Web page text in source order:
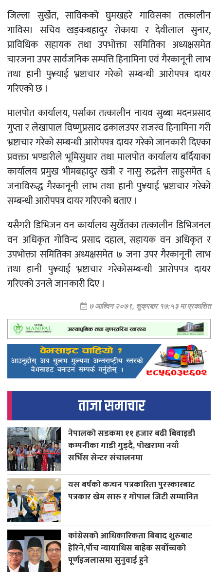
जिल्ला सुर्खेत, साविकको घुमखहरे गाविसका तत्कालीन
गाविस। सचिव खड्कबहादुर रोकाया र देवीलाल सुनार,
प्राविधिक सहायक तथा उपभोक्ता समितिका अध्यक्षसमेत
चारजना उपर सार्वजनिक सम्पत्ति हिनामिना एवं गैरकानूनी लाभ
तथा हानी पु¥याई भ्रष्टाचार गरेको सम्बन्धी आरोपपत्र दायर
गरिएको छ ।
मालपोत कार्यालय, पर्साका तत्कालीन नायव सुब्बा मदनप्रसाद
गुप्ता र लेखापाल विष्णुप्रसाद ढकालउपर राजस्व हिनामिना गरी
भ्रष्टाचार गरेको सम्बन्धी आरोपपत्र दायर गरेको जानकारी दिएका
प्रवक्ता भण्डारीले भूमिसुधार तथा मालपोत कार्यालय बर्दियाका
कार्यालय प्रमुख भीमबहादुर खत्री र नासु रुद्रसेन साहुसमेत ६
जनाविरुद्ध गैरकानूनी लाभ तथा हानी पु¥याई भ्रष्टाचार गरेको
सम्बन्धी आरोपपत्र दायर गरिएको बताए ।
यसैगरी डिभिजन वन कार्यालय सुर्खेतका तत्कालीन डिभिजनल
वन अधिकृत गोविन्द प्रसाद दहाल, सहायक वन अधिकृत र
उपभोक्ता समितिका अध्यक्षसमेत ७ जना उपर गैरकानूनी लाभ
तथा हानी पु¥याई भ्रष्टाचार गरेकोसम्बन्धी आरोपपत्र दायर
गरिएको उनले जानकारी दिए ।
७ आश्विन २०७९, शुक्रबार १७:५३ मा प्रकाशित
ताजा समाचार
नेपालको सडकमा ११ हजार बढी बिवाइडी
कम्पनीका गाडी गुड्दै, पोखरामा नयाँ
सर्भिस सेन्टर संचालनमा
यस बर्षको कन्चन पत्रकारिता पुरस्कारबाट
पत्रकार खेम सारु र गोपाल जिटी सम्मानित
कांग्रेसको आधिकारिकता बिबाद शुरुबाट
हेरिने,पाँच न्यायाधिस बाहेक सर्वोच्चको
पूर्णइजलासमा सुनुवाई हुने